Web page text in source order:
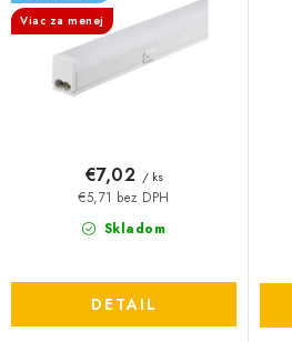
Viac za menej
Skladom
€5,71 bez DPH
€7,02 / ks
DETAIL